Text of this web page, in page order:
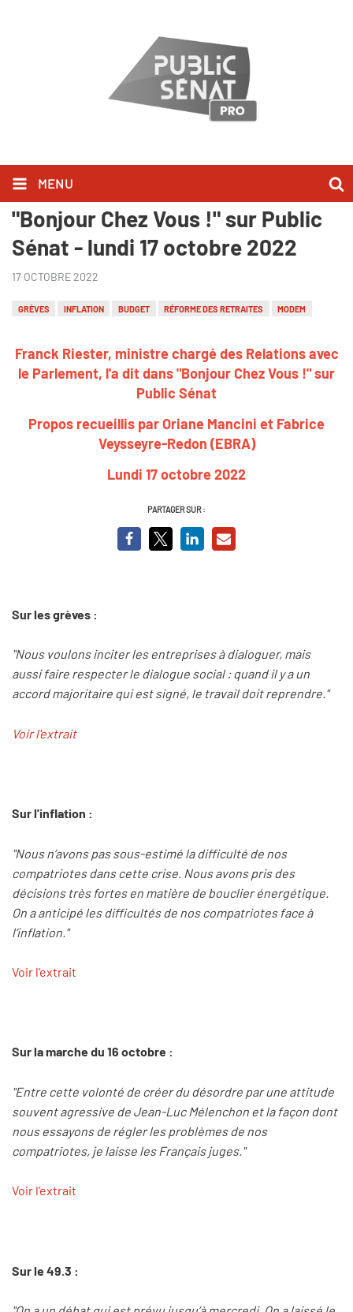
MENU
Franck Riester l'a dit dans
"Bonjour Chez Vous !" sur Public
Sénat - lundi 17 octobre 2022
17 OCTOBRE 2022
GRÈVES INFLATION BUDGET RÉFORME DES RETRAITES MODEM
Franck Riester, ministre chargé des Relations avec
le Parlement, l'a dit dans "Bonjour Chez Vous !" sur
Public Sénat
Propos recueillis par Oriane Mancini et Fabrice
Veysseyre-Redon (EBRA)
Lundi 17 octobre 2022
PARTAGER SUR :
Sur les grèves :
"Nous voulons inciter les entreprises à dialoguer, mais
aussi faire respecter le dialogue social : quand il y a un
accord majoritaire qui est signé, le travail doit reprendre."
Voir l'extrait
Sur l'inflation :
"Nous n’avons pas sous-estimé la difficulté de nos
compatriotes dans cette crise. Nous avons pris des
décisions très fortes en matière de bouclier énergétique.
On a anticipé les difficultés de nos compatriotes face à
l’inflation."
Voir l'extrait
Sur la marche du 16 octobre :
"Entre cette volonté de créer du désordre par une attitude
souvent agressive de Jean-Luc Mélenchon et la façon dont
nous essayons de régler les problèmes de nos
compatriotes, je laisse les Français juges."
Voir l'extrait
Sur le 49.3 :